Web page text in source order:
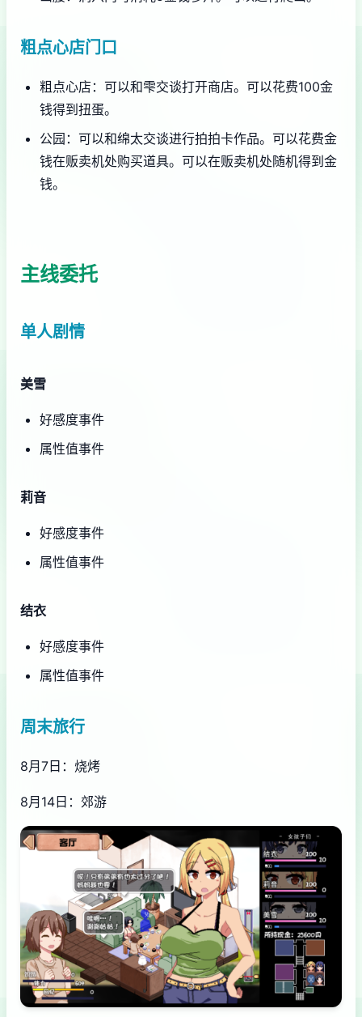
粗点心店门口
粗点心店：可以和雫交谈打开商店。可以花费100金
钱得到扭蛋。
公园：可以和绵太交谈进行拍拍卡作品。可以花费金
钱在贩卖机处购买道具。可以在贩卖机处随机得到金
钱。
主线委托
单人剧情
美雪
好感度事件
属性值事件
莉音
好感度事件
属性值事件
结衣
好感度事件
属性值事件
周末旅行
8月7日：烧烤
8月14日：郊游